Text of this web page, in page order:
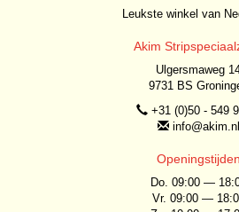
Leukste winkel van
Akim
Ulgersmaweg
9731 BS
+31 (0)50 - 549
info@akim.nl
Openingstijden
Do. 09:00 —
Vr. 09:00 —